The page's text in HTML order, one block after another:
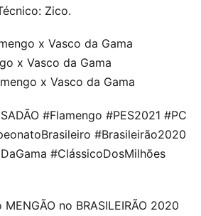
Zico.
x Vasco da Gama
x Vasco da Gama
x Vasco da Gama
#Flamengo #PES2021 #PC
#Brasileirão2020
#ClássicoDosMilhões
no BRASILEIRÃO 2020